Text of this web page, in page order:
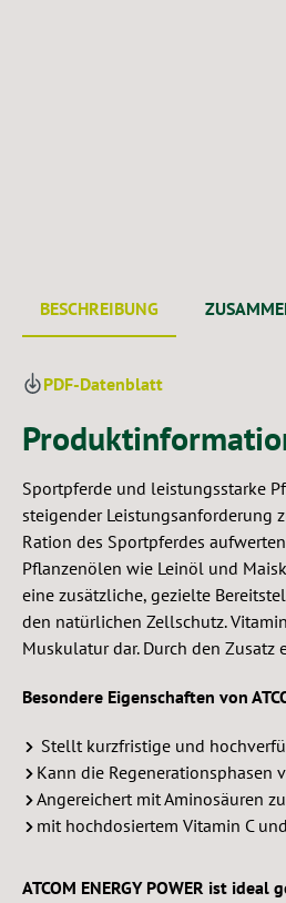
BESCHREIBUNG
PDF-Datenblatt
Sportpferde und leistungsstarke
steigender Leistungsanforderung
Ration des Sportpferdes
Pflanzenölen wie Leinöl und
eine zusätzliche, gezielte
den natürlichen Zellschutz.
Muskulatur dar. Durch den
Besondere Eigenschaften von
Stellt kurzfristige und
Kann die Regenerationsphasen
Angereichert mit Aminosäuren
mit hochdosiertem Vitamin C
ATCOM ENERGY POWER ist ideal